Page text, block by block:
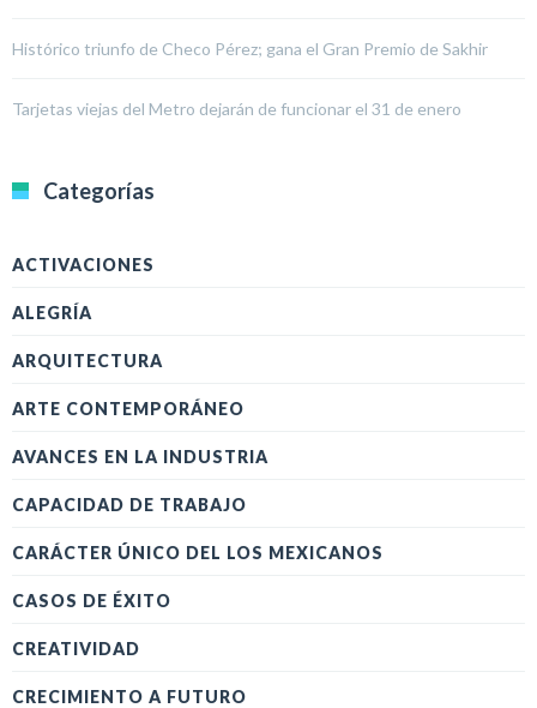
Histórico triunfo de Checo Pérez; gana el Gran Premio de Sakhir
Tarjetas viejas del Metro dejarán de funcionar el 31 de enero
Categorías
ACTIVACIONES
ALEGRÍA
ARQUITECTURA
ARTE CONTEMPORÁNEO
AVANCES EN LA INDUSTRIA
CAPACIDAD DE TRABAJO
CARÁCTER ÚNICO DEL LOS MEXICANOS
CASOS DE ÉXITO
CREATIVIDAD
CRECIMIENTO A FUTURO